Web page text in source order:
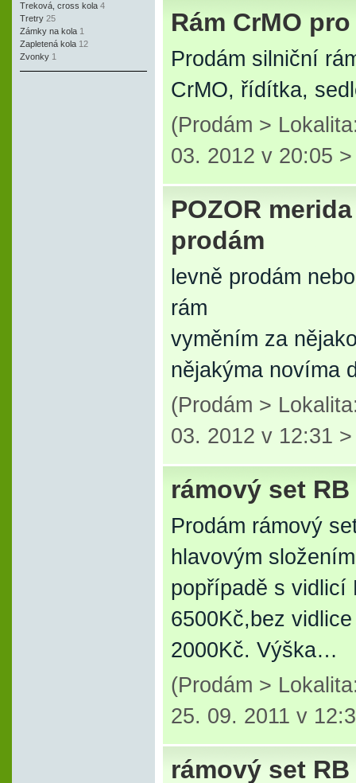
Treková, cross kola 4
Tretry 25
Zámky na kola 1
Zapletená kola 12
Zvonky 1
Rám CrMO
Prodám silniční
CrMO, řídítka,
(Prodám >
03. 2012 v 20:05
POZOR
prodám
levně prodám
rám
vyměním za
nějakýma novíma
(Prodám >
03. 2012 v 12:31
rámový set RB
Prodám rámový
hlavovým
popřípadě s vidlicí
6500Kč,bez
2000Kč. Výška…
(Prodám >
25. 09. 2011 v
rámový set RB